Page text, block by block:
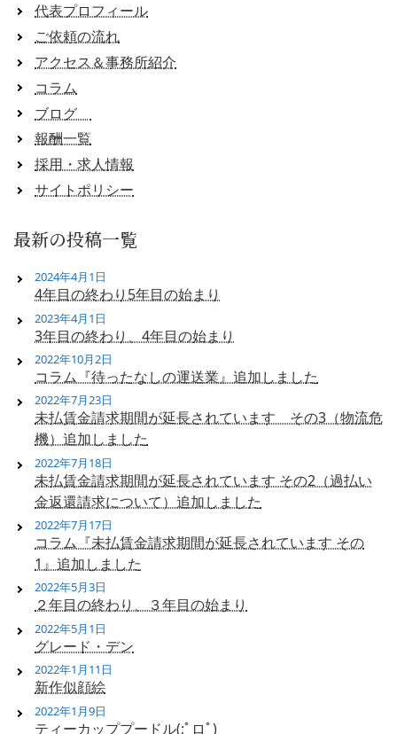
代表プロフィール
ご依頼の流れ
アクセス＆事務所紹介
コラム
ブログ
報酬一覧
採用・求人情報
サイトポリシー
最新の投稿一覧
4年目の終わり5年目の始まり
2024年4月1日
3年目の終わり、4年目の始まり
2023年4月1日
コラム『待ったなしの運送業』追加しました
2022年10月2日
未払賃金請求期間が延長されています その3（物流危
機）追加しました
2022年7月23日
未払賃金請求期間が延長されています その2（過払い
金返還請求について）追加しました
2022年7月18日
コラム『未払賃金請求期間が延長されています その
1』追加しました
2022年7月17日
２年目の終わり、３年目の始まり
2022年5月3日
グレード・デン
2022年5月1日
新作似顔絵
2022年1月11日
ティーカッププードル(;ﾟロﾟ)
2022年1月9日